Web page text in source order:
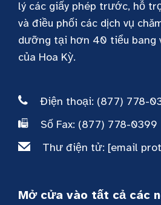
lý các giấy phép trước, hỗ
và điều phối các dịch vụ
dưỡng tại hơn 40 tiểu bang
của Hoa Kỳ.
Điện thoại: (877) 778-
Số Fax: (877) 778-0399
Thư điện tử: [email
Mở cửa vào tất cả các